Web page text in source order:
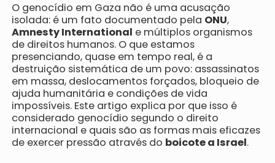
O genocídio em Gaza não é uma acusação
isolada: é um fato documentado pela ONU,
Amnesty International e múltiplos organismos
de direitos humanos. O que estamos
presenciando, quase em tempo real, é a
destruição sistemática de um povo: assassinatos
em massa, deslocamentos forçados, bloqueio de
ajuda humanitária e condições de vida
impossíveis. Este artigo explica por que isso é
considerado genocídio segundo o direito
internacional e quais são as formas mais eficazes
de exercer pressão através do boicote a Israel.